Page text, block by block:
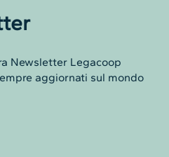
Newsletter Legacoop
aggiornati sul mondo